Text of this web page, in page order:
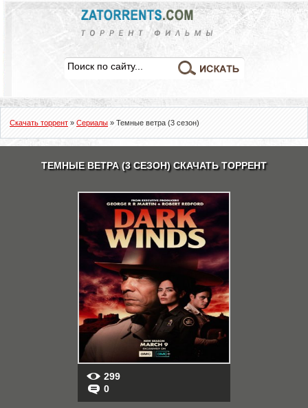
Скачать торрент » Сериалы » Темные ветра (3 сезон)
ТЕМНЫЕ ВЕТРА (3 СЕЗОН) СКАЧАТЬ ТОРРЕНТ
299
0